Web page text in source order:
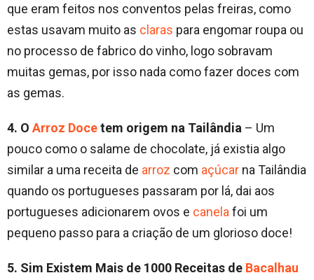
que eram feitos nos conventos pelas freiras, como
estas usavam muito as claras para engomar roupa ou
no processo de fabrico do vinho, logo sobravam
muitas gemas, por isso nada como fazer doces com
as gemas.
4. O Arroz Docetem origem na Tailândia – Um
pouco como o salame de chocolate, já existia algo
similar a uma receita de arroz com açúcar na Tailândia
quando os portugueses passaram por lá, dai aos
portugueses adicionarem ovos e canela foi um
pequeno passo para a criação de um glorioso doce!
5. Sim Existem Mais de 1000 Receitas de Bacalhau